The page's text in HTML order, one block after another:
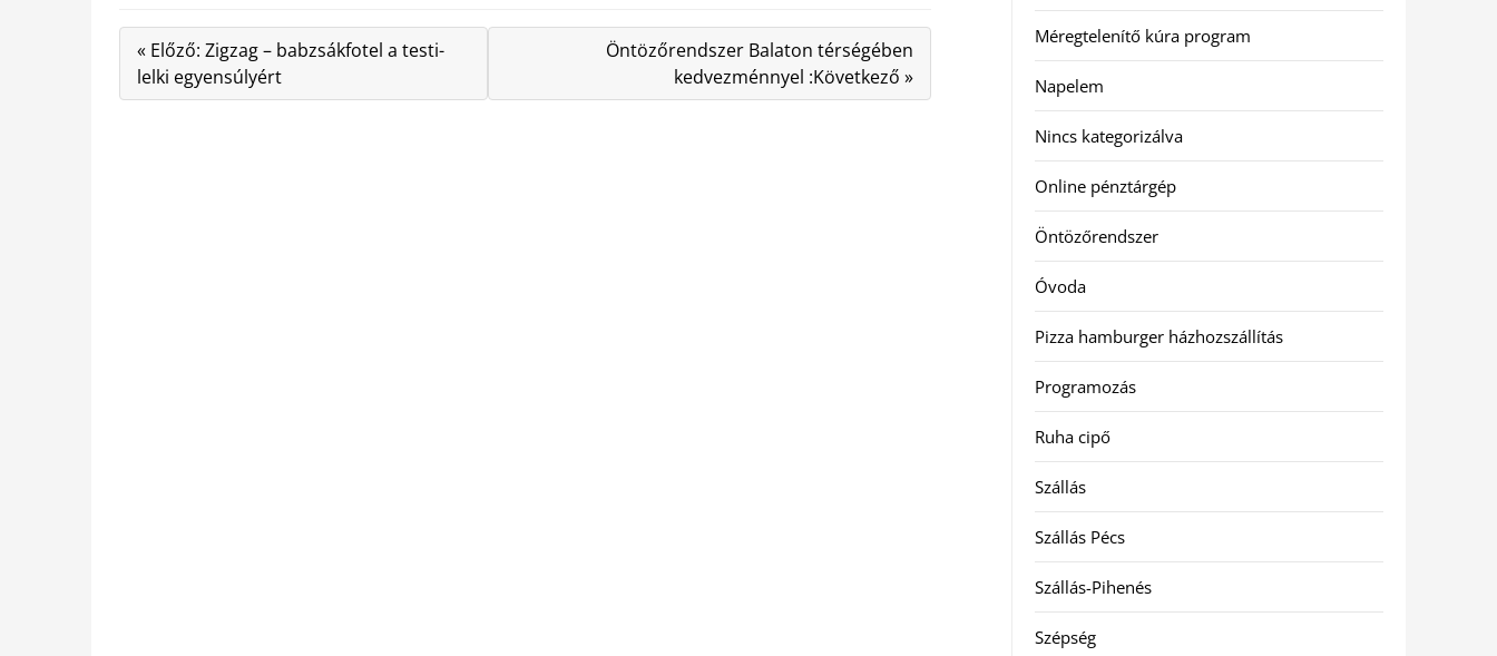
« Előző: Zigzag – babzsákfotel a testi-
lelki egyensúlyért
Öntözőrendszer Balaton térségében
kedvezménnyel :Következő »
Méregtelenítő kúra program
Napelem
Nincs kategorizálva
Online pénztárgép
Öntözőrendszer
Óvoda
Pizza hamburger házhozszállítás
Programozás
Ruha cipő
Szállás
Szállás Pécs
Szállás-Pihenés
Szépség